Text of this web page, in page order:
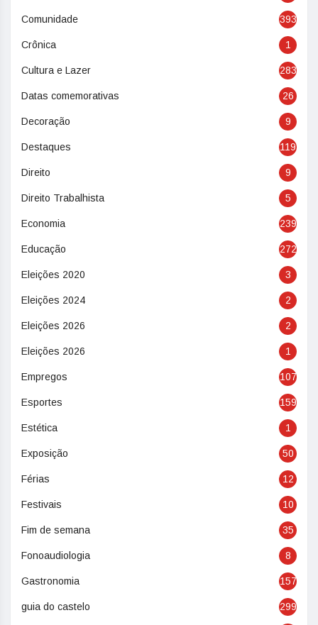
Comunidade 393
Crônica 1
Cultura e Lazer 283
Datas comemorativas 26
Decoração 9
Destaques 119
Direito 9
Direito Trabalhista 5
Economia 239
Educação 272
Eleições 2020 3
Eleições 2024 2
Eleições 2026 2
Eleições 2026 1
Empregos 107
Esportes 159
Estética 1
Exposição 50
Férias 12
Festivais 10
Fim de semana 35
Fonoaudiologia 8
Gastronomia 157
guia do castelo 299